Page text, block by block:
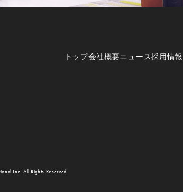
トップ会社概要ニュース採用情報
Inc. All Rights Reserved.